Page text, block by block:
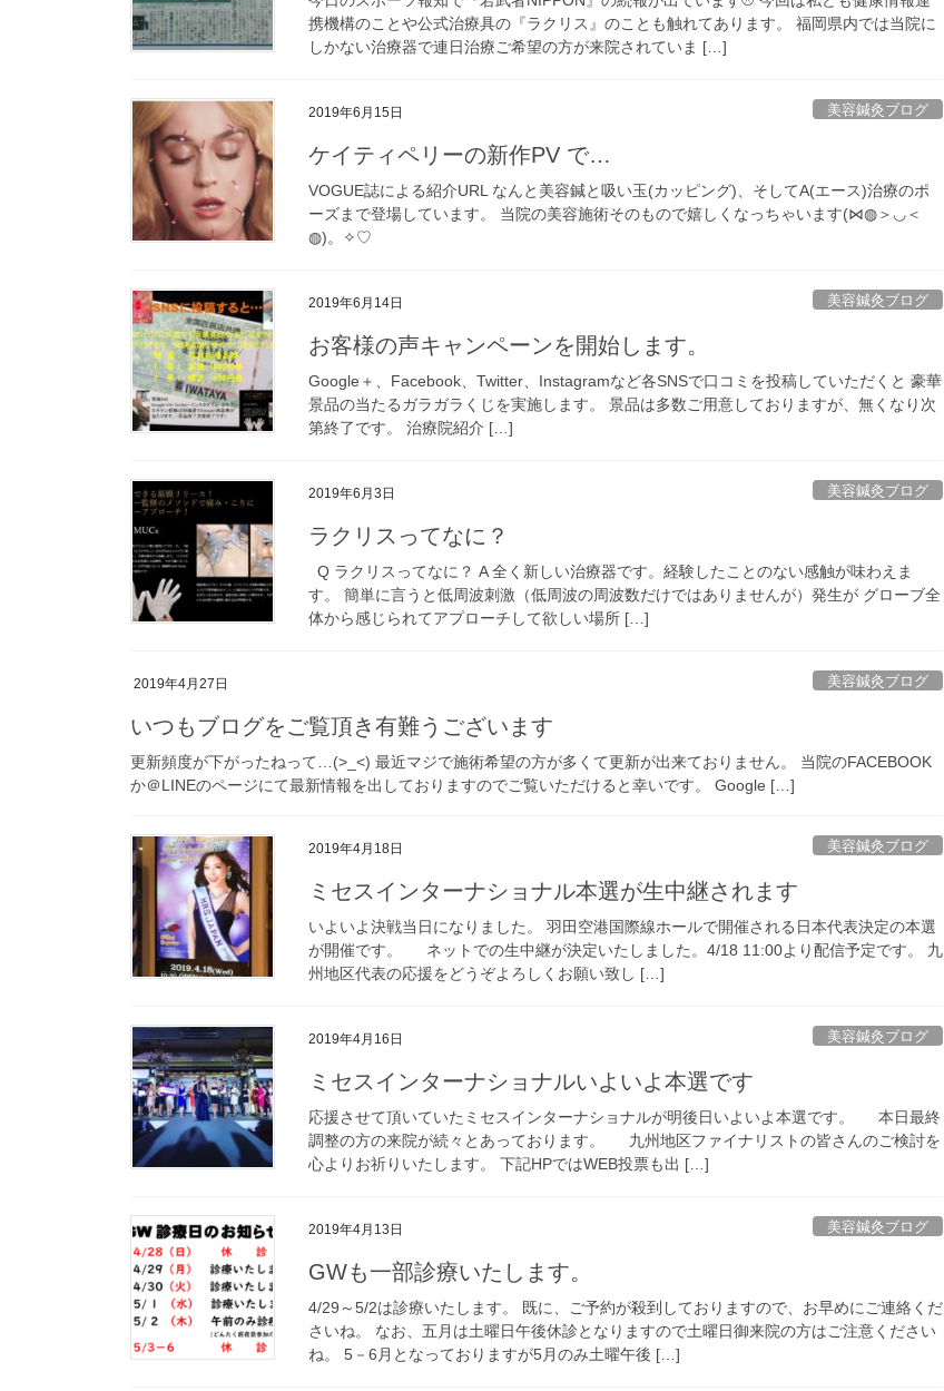
携機構のことや公式治療具の『ラクリス』のことも触れてあります。 福岡県内では当院に
しかない治療器で連日治療ご希望の方が来院されていま […]
2019年6月15日 美容鍼灸ブログ
ケイティペリーの新作PV で…
VOGUE誌による紹介URL なんと美容鍼と吸い玉(カッピング)、そしてA(エース)治療のポ
ーズまで登場しています。 当院の美容施術そのもので嬉しくなっちゃいます(⋈◍＞◡＜
◍)。✧♡
2019年6月14日 美容鍼灸ブログ
お客様の声キャンペーンを開始します。
Google＋、Facebook、Twitter、Instagramなど各SNSで口コミを投稿していただくと 豪華
景品の当たるガラガラくじを実施します。 景品は多数ご用意しておりますが、無くなり次
第終了です。 治療院紹介 […]
2019年6月3日 美容鍼灸ブログ
ラクリスってなに？
Q ラクリスってなに？ A 全く新しい治療器です。経験したことのない感触が味わえま
す。 簡単に言うと低周波刺激（低周波の周波数だけではありませんが）発生が グローブ全
体から感じられてアプローチして欲しい場所 […]
2019年4月27日 美容鍼灸ブログ
いつもブログをご覧頂き有難うございます
更新頻度が下がったねって…(>_<) 最近マジで施術希望の方が多くて更新が出来ておりません。 当院のFACEBOOK
か＠LINEのページにて最新情報を出しておりますのでご覧いただけると幸いです。 Google […]
2019年4月18日 美容鍼灸ブログ
ミセスインターナショナル本選が生中継されます
いよいよ決戦当日になりました。 羽田空港国際線ホールで開催される日本代表決定の本選
が開催です。 ネットでの生中継が決定いたしました。4/18 11:00より配信予定です。 九
州地区代表の応援をどうぞよろしくお願い致し […]
2019年4月16日 美容鍼灸ブログ
ミセスインターナショナルいよいよ本選です
応援させて頂いていたミセスインターナショナルが明後日いよいよ本選です。 本日最終
調整の方の来院が続々とあっております。 九州地区ファイナリストの皆さんのご検討を
心よりお祈りいたします。 下記HPではWEB投票も出 […]
2019年4月13日 美容鍼灸ブログ
GWも一部診療いたします。
4/29～5/2は診療いたします。 既に、ご予約が殺到しておりますので、お早めにご連絡くだ
さいね。 なお、五月は土曜日午後休診となりますので土曜日御来院の方はご注意ください
ね。 5－6月となっておりますが5月のみ土曜午後 […]